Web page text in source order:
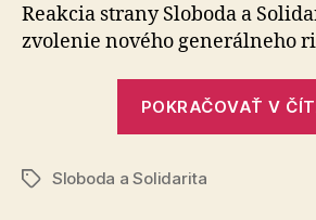
Reakcia strany Sloboda a
zvolenie nového generálneho
POKRAČOVAŤ V
ZnačkySloboda a Solidarita